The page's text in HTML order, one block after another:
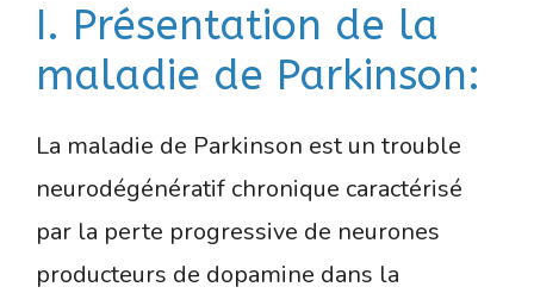
I. Présentation de la
maladie de Parkinson:
La maladie de Parkinson est un trouble
neurodégénératif chronique caractérisé
par la perte progressive de neurones
producteurs de dopamine dans la